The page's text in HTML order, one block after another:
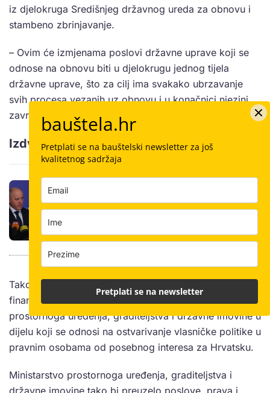
iz djelokruga Središnjeg državnog ureda za obnovu i
stambeno zbrinjavanje.
– Ovim će izmjenama poslovi državne uprave koji se
odnose na obnovu biti u djelokrugu jednog tijela
državne uprave, što za cilj ima svakako ubrzavanje
svih procesa vezanih uz obnovu i u konačnici njezini
završetak, kazao je Malenica.
Izdvojeni članak
Isplaćivat će se predujmovi u 100-
postotnom iznosu za samoobnovu
Također, izmjenama se predlaže da Ministarstvo
financija preuzme dosadašnje poslove Ministarstva
prostornoga uređenja, graditeljstva i državne imovine u
dijelu koji se odnosi na ostvarivanje vlasničke politike u
pravnim osobama od posebnog interesa za Hrvatsku.
Ministarstvo prostornoga uređenja, graditeljstva i
državne imovine tako bi preuzelo poslove, prava i
bauštela.hr
Pretplati se na bauštelski newsletter za još
kvalitetnog sadržaja
Pretplati se na newsletter